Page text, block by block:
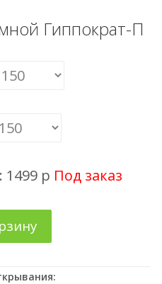
Гиппократ-П
1499р Под заказ